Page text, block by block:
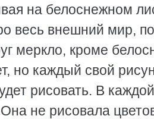
на белоснежном
весь внешний мир,
меркло, кроме
но каждый свой
рисовать. В
не рисовала